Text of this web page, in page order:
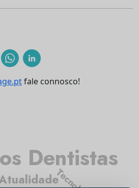
fale connosco!
Dentistas